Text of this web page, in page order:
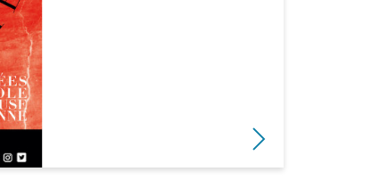
Lire la suite